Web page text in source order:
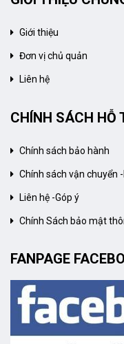
Giới thiệu
Đơn vị chủ quản
Liên hệ
CHÍNH SÁCH HỖ
Chính sách bảo hành
Chính sách vận chuyển
Liên hệ -Góp ý
Chính Sách bảo mật
FANPAGE